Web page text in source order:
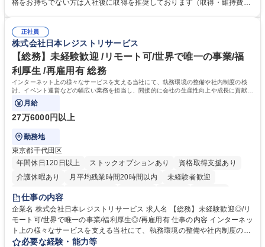
の他に担当頂く業務が発生する場合があります。 募集職種 【営業事務】
業務職/三井物産グループ/平均残業時間10H/完全週休2日
格をお持ちでない方は入社後に取得を推奨しております（取得・維持費用
ション力がある方。 ・チャレンジを厭わず、粘り強く業務に取り組める
方。多様な関係者と謙虚に信頼関係を構築でき、期限を意識したスケジュ
ール管理が出来る方。※将来的に他部署（営業部門、コーポレート部門）
へのジョブローテーションの可能性があります。 学歴・資格 学歴：大学
院 大学 語学力： 資格：宅地建物取引士
正社員
株式会社日本レジストリサービス
【総務】未経験歓迎 /リモート可/世界で唯一の事業/福
利厚生 /再雇用有 総務
インターネット上の様々なサービスを支える当社にて、執務環境の整備や社内制度の検
討、イベント運営などの幅広い業務を担当し、間接的に会社の生産性向上や成長に貢献し
ている部署です。
月給
27万6000円以上
勤務地
東京都千代田区
年間休日120日以上
ストックオプションあり
資格取得支援あり
介護休暇あり
月平均残業時間20時間以内
未経験者歓迎
住宅手当あり
完全週休2日制
交通費支給 駅近5分以内 土日祝休み 服装自由
仕事の内容
企業名 株式会社日本レジストリサービス 求人名 【総務】未経験歓迎◎/リ
モート可/世界で唯一の事業/福利厚生◎/再雇用有 仕事の内容 インターネッ
ト上の様々なサービスを支える当社にて、執務環境の整備や社内制度の検
討、イベント運営などの幅広い業務を担当し、間接的に会社の生産性向上
必要な経験・能力等